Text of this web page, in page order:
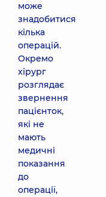
може
знадобитися
кілька
операцій.
Окремо
хірург
розглядає
звернення
пацієнток,
які не
мають
медичні
показання
до
операції,